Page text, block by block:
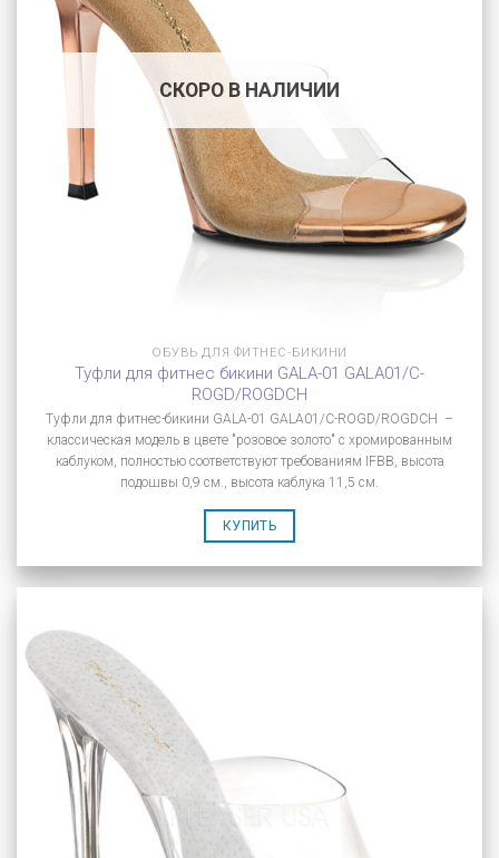
СКОРО В НАЛИЧИИ
ОБУВЬ ДЛЯ ФИТНЕС-БИКИНИ
Туфли для фитнес бикини GALA-01 GALA01/C-
ROGD/ROGDCH
Туфли для фитнес-бикини GALA-01 GALA01/C-ROGD/ROGDCH –
классическая модель в цвете "розовое золото" с хромированным
каблуком, полностью соответствуют требованиям IFBB, высота
подошвы 0,9 см., высота каблука 11,5 см.
КУПИТЬ